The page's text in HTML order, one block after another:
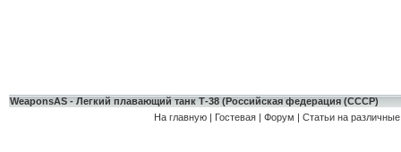
WeaponsAS - Легкий плавающий танк Т-38 (Российская федерация (СССР)
На главную| Гостевая| Форум | Статьи на